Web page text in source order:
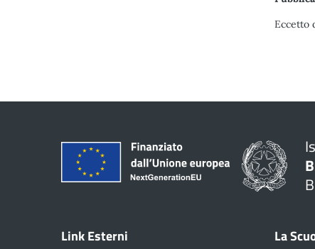
Eccetto
Link Esterni La